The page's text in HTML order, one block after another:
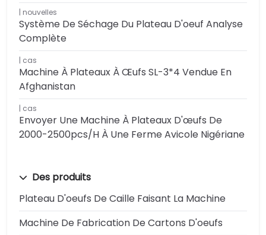
nouvelles
Système De Séchage Du Plateau D'oeuf Analyse
Complète
cas
Machine À Plateaux À Œufs SL-3*4 Vendue En
Afghanistan
cas
Envoyer Une Machine À Plateaux D'œufs De
2000-2500pcs/h À Une Ferme Avicole Nigériane
Des produits
Plateau D'oeufs De Caille Faisant La Machine
Machine De Fabrication De Cartons D'oeufs